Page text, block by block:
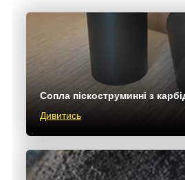
Сопла піскоструминні з
Дивитись